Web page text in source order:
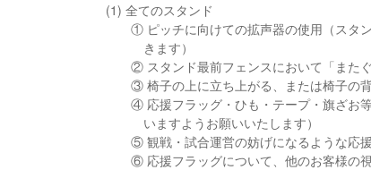
(1) 全てのスタンド
① ピッチに向けての拡声器の使用（スタ
きます）
② スタンド最前フェンスにおいて「また
③ 椅子の上に立ち上がる、または椅子の
④ 応援フラッグ・ひも・テープ・旗ざお
いますようお願いいたします）
⑤ 観戦・試合運営の妨げになるような応
⑥ 応援フラッグについて、他のお客様の